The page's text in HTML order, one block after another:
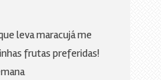
leva maracujá me
frutas preferidas!